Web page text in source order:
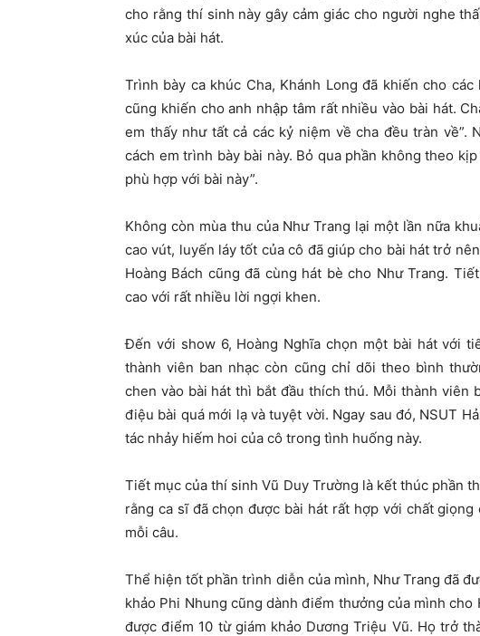
cho rằng thí sinh này gây cảm giác cho người nghe
xúc của bài hát.
Trình bày ca khúc Cha, Khánh Long đã khiến cho
cũng khiến cho anh nhập tâm rất nhiều vào bài hát.
em thấy như tất cả các kỷ niệm về cha đều tràn về”.
cách em trình bày bài này. Bỏ qua phần không theo
phù hợp với bài này”.
Không còn mùa thu của Như Trang lại một lần nữa
cao vút, luyến láy tốt của cô đã giúp cho bài hát trở
Hoàng Bách cũng đã cùng hát bè cho Như Trang.
cao với rất nhiều lời ngợi khen.
Đến với show 6, Hoàng Nghĩa chọn một bài hát với
thành viên ban nhạc còn cũng chỉ dõi theo bình
chen vào bài hát thì bắt đầu thích thú. Mỗi thành viên
điệu bài quá mới lạ và tuyệt vời. Ngay sau đó, NSUT
tác nhảy hiếm hoi của cô trong tình huống này.
Tiết mục của thí sinh Vũ Duy Trường là kết thúc phần
rằng ca sĩ đã chọn được bài hát rất hợp với chất
mỗi câu.
Thể hiện tốt phần trình diễn của mình, Như Trang đã
khảo Phi Nhung cũng dành điểm thưởng của mình cho
được điểm 10 từ giám khảo Dương Triệu Vũ. Họ trở